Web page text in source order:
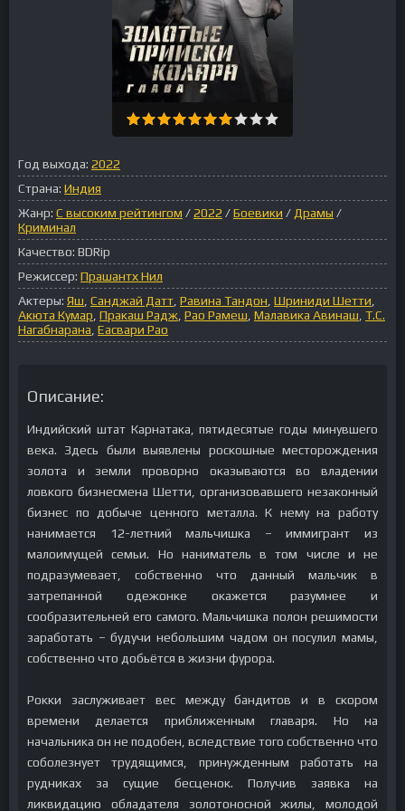
Год выхода: 2022
Страна: Индия
Жанр: С высоким рейтингом /2022 /Боевики / Драмы /
Криминал
Качество: BDRip
Режиссер: Прашантх Нил
Актеры: Яш Санджай Датт Равина Тандон Шриниди Шетти
Акюта Кумар Пракаш Радж Рао Рамеш Малавика Авинаш Т.С.
Нагабнарана Еасвари Рао
Описание:
Индийский штат Карнатака, пятидесятые годы минувшего
века. Здесь были выявлены роскошные месторождения
золота и земли проворно оказываются во владении
ловкого бизнесмена Шетти, организовавшего незаконный
бизнес по добыче ценного металла. К нему на работу
нанимается 12-летний мальчишка – иммигрант из
малоимущей семьи. Но наниматель в том числе и не
подразумевает, собственно что данный мальчик в
затрепанной одежонке окажется разумнее и
сообразительней его самого. Мальчишка полон решимости
заработать – будучи небольшим чадом он посулил мамы,
собственно что добьётся в жизни фурора.
Рокки заслуживает вес между бандитов и в скором
времени делается приближенным главаря. Но на
начальника он не подобен, вследствие того собственно что
соболезнует трудящимся, принужденным работать на
рудниках за сущие бесценок. Получив заявка на
ликвидацию обладателя золотоносной жилы, молодой